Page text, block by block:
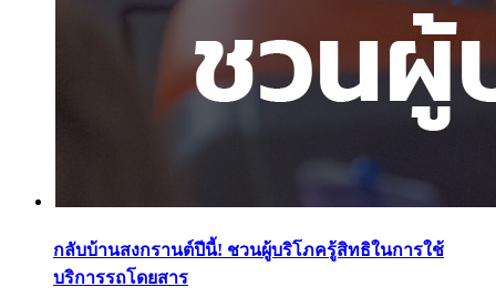
กลับบ้านสงกรานต์ปีนี้! ชวนผู้บริโภครู้สิทธิในการใช้
บริการรถโดยสาร